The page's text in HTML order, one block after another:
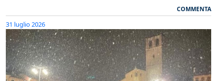
COMMENTA
31 luglio 2026